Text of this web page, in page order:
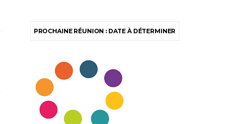
PROCHAINE RÉUNION : DATE À DÉTERMINER